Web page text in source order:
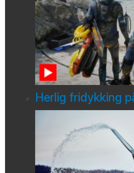
Herlig fridykking